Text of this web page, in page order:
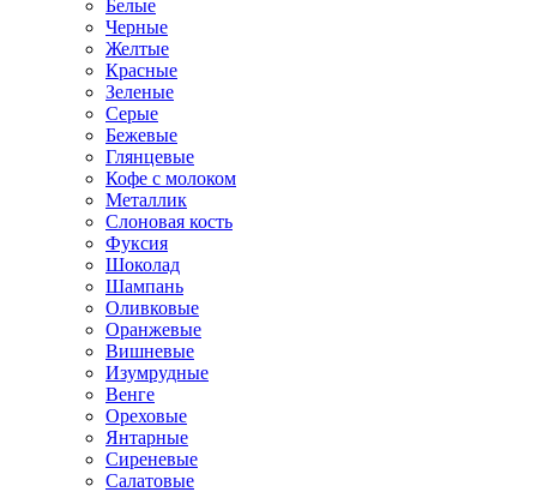
Белые
Черные
Желтые
Красные
Зеленые
Серые
Бежевые
Глянцевые
Кофе с молоком
Металлик
Слоновая кость
Фуксия
Шоколад
Шампань
Оливковые
Оранжевые
Вишневые
Изумрудные
Венге
Ореховые
Янтарные
Сиреневые
Салатовые